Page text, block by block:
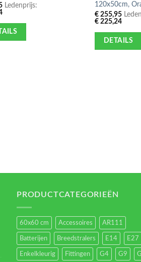
Ledenprijs:
120x50cm,
€ 255,95
€ 225,24
DETAILS
PRODUCTCATEGORIEËN
60x60 cm Accessoires AR111
Batterijen Breedstralers E14 E27
Enkelkleurig Fittingen G4 G9